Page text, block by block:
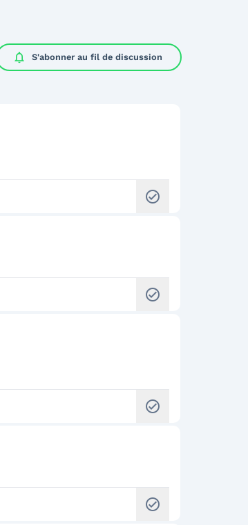
notifications S'abonner au fil de discussion
check_circle
check_circle
check_circle
check_circle